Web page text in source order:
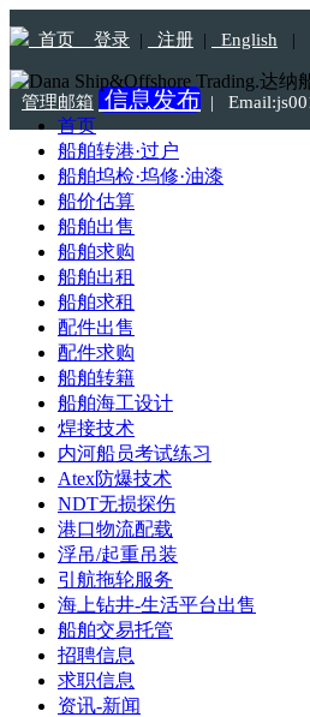
首页 登录 | 注册 | English |
管理邮箱 信息发布 |
Tel:18115303233
首页
船舶转港·过户
船舶坞检·坞修·油漆
船价估算
船舶出售
船舶求购
船舶出租
船舶求租
配件出售
配件求购
船舶转籍
船舶海工设计
焊接技术
内河船员考试练习
Atex防爆技术
NDT无损探伤
港口物流配载
浮吊/起重吊装
引航拖轮服务
海上钻井-生活平台出售
船舶交易托管
招聘信息
求职信息
资讯-新闻